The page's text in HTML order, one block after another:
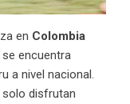
en Colombia
se encuentra
a nivel nacional.
solo disfrutan